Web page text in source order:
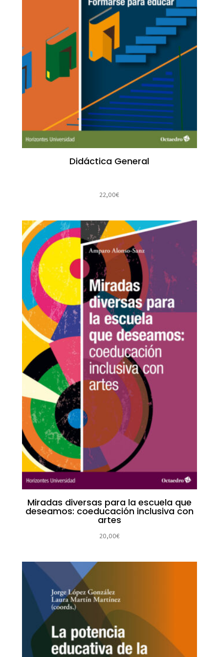
Didáctica General
22,00€
Miradas diversas para la escuela que
deseamos: coeducación inclusiva con
artes
20,00€